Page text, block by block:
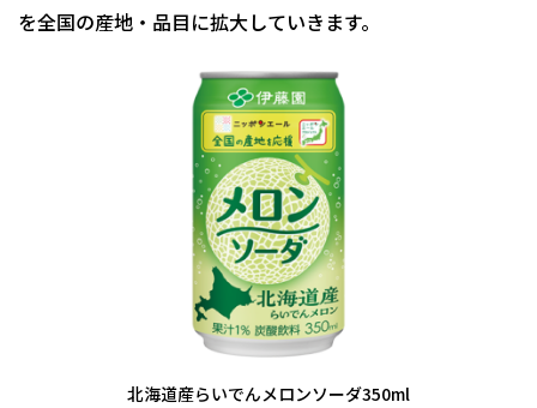
を全国の産地・品目に拡大していきます。
北海道産らいでんメロンソーダ350ml